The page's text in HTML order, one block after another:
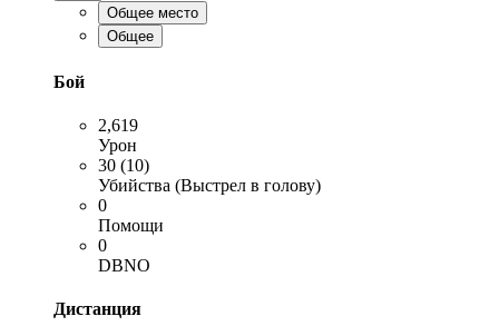
Общее место
Общее
Бой
2,619
Урон
30 (10)
Убийства (Выстрел в голову)
0
Помощи
0
DBNO
Дистанция